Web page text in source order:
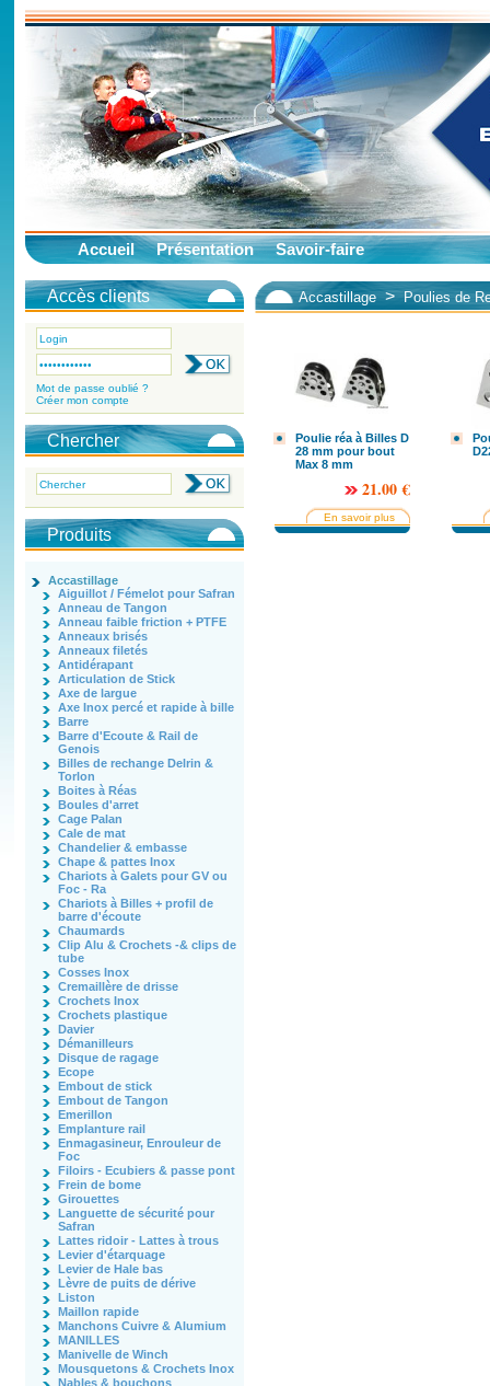
Accueil Présentation Savoir-faire
Accès clients
Mot de passe oublié ?
Créer mon compte
Chercher
Produits
Accastillage
Aiguillot / Fémelot pour Safran
Anneau de Tangon
Anneau faible friction + PTFE
Anneaux brisés
Anneaux filetés
Antidérapant
Articulation de Stick
Axe de largue
Axe Inox percé et rapide à bille
Barre
Barre d'Ecoute & Rail de
Genois
Billes de rechange Delrin &
Torlon
Boites à Réas
Boules d'arret
Cage Palan
Cale de mat
Chandelier & embasse
Chape & pattes Inox
Chariots à Galets pour GV ou
Foc - Ra
Chariots à Billes + profil de
barre d'écoute
Chaumards
Clip Alu & Crochets -& clips de
tube
Cosses Inox
Cremaillère de drisse
Crochets Inox
Crochets plastique
Davier
Démanilleurs
Disque de ragage
Ecope
Embout de stick
Embout de Tangon
Emerillon
Emplanture rail
Enmagasineur, Enrouleur de
Foc
Filoirs - Ecubiers & passe pont
Frein de bome
Girouettes
Languette de sécurité pour
Safran
Lattes ridoir - Lattes à trous
Levier d'étarquage
Levier de Hale bas
Lèvre de puits de dérive
Liston
Maillon rapide
Manchons Cuivre & Alumium
MANILLES
Manivelle de Winch
Mousquetons & Crochets Inox
Nables & bouchons
Accastillage>Poulies de
Poulie réa à Billes D
28 mm pour bout
Max 8 mm
21.00 €
En savoir plus